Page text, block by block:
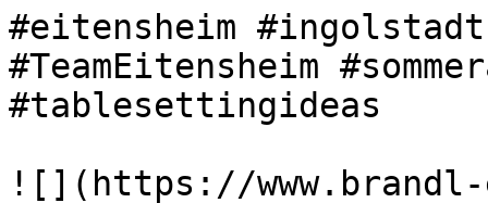
#eitensheim
#TeamEitensheim
#tablesettingideas
![](https://